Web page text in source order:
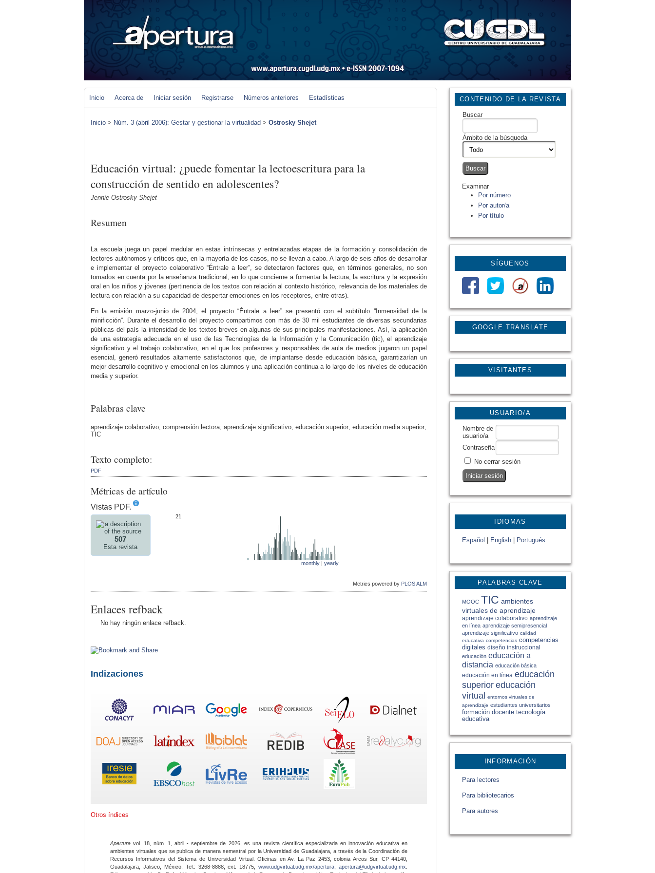
GOOGLE TRANSLATE
VISITANTES
CONTENIDO DE LA REVISTA
Buscar
Ámbito de la búsqueda
Examinar
Por número
Por autor/a
Por título
SÍGUENOS
USUARIO/A
Nombre de
usuario/a
Contraseña
No cerrar sesión
IDIOMAS
Español English Portugués
PALABRAS CLAVE
MOOC TIC ambientes
virtuales de aprendizaje
aprendizaje colaborativo aprendizaje
en línea aprendizaje semipresencial
aprendizaje significativo calidad
educativa competencias competencias
digitales diseño instruccional
educación educación a
distancia educación básica
educación en línea educación
superior educación
virtual entornos virtuales de
aprendizaje estudiantes universitarios
formación docente tecnología
educativa
INFORMACIÓN
Para lectores
Para bibliotecarios
Para autores
Inicio Acerca de Iniciar sesión Registrarse Números anteriores Estadísticas
Inicio > Núm. 3 (abril 2006): Gestar y gestionar la virtualidad > Ostrosky Shejet
Educación virtual: ¿puede fomentar la lectoescritura para la
construcción de sentido en adolescentes?
Jennie Ostrosky Shejet
Resumen
La escuela juega un papel medular en estas intrínsecas y entrelazadas etapas de la formación y consolidación de
lectores autónomos y críticos que, en la mayoría de los casos, no se llevan a cabo. A largo de seis años de desarrollar
e implementar el proyecto colaborativo “Éntrale a leer”, se detectaron factores que, en términos generales, no son
tomados en cuenta por la enseñanza tradicional, en lo que concierne a fomentar la lectura, la escritura y la expresión
oral en los niños y jóvenes (pertinencia de los textos con relación al contexto histórico, relevancia de los materiales de
lectura con relación a su capacidad de despertar emociones en los receptores, entre otras).
En la emisión marzo-junio de 2004, el proyecto “Éntrale a leer” se presentó con el subtítulo “Inmensidad de la
minificción”. Durante el desarrollo del proyecto compartimos con más de 30 mil estudiantes de diversas secundarias
públicas del país la intensidad de los textos breves en algunas de sus principales manifestaciones. Así, la aplicación
de una estrategia adecuada en el uso de las Tecnologías de la Información y la Comunicación (tic), el aprendizaje
significativo y el trabajo colaborativo, en el que los profesores y responsables de aula de medios jugaron un papel
esencial, generó resultados altamente satisfactorios que, de implantarse desde educación básica, garantizarían un
mejor desarrollo cognitivo y emocional en los alumnos y una aplicación continua a lo largo de los niveles de educación
media y superior.
Palabras clave
aprendizaje colaborativo; comprensión lectora; aprendizaje significativo; educación superior; educación media superior;
TIC
Texto completo:
PDF
Métricas de artículo
Vistas PDF.
507
Esta revista
21
monthly| yearly
Metrics powered by PLOS ALM
Enlaces refback
No hay ningún enlace refback.
Indizaciones
Otros índices
Apertura vol. 18, núm. 1, abril - septiembre de 2026, es una revista científica especializada en innovación educativa en
ambientes virtuales que se publica de manera semestral por la Universidad de Guadalajara, a través de la Coordinación de
Recursos Informativos del Sistema de Universidad Virtual. Oficinas en Av. La Paz 2453, colonia Arcos Sur, CP 44140,
Guadalajara, Jalisco, México. Tel.: 3268-8888, ext. 18775,www.udgvirtual.udg.mx/apertura apertura@udgvirtual.udg.mx